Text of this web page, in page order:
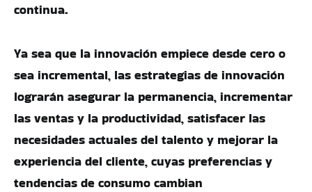
continua.
Ya sea que la innovación empiece desde cero o
sea incremental, las estrategias de innovación
lograrán asegurar la permanencia, incrementar
las ventas y la productividad, satisfacer las
necesidades actuales del talento y mejorar la
experiencia del cliente, cuyas preferencias y
tendencias de consumo cambian